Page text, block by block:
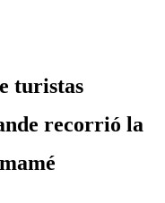
turistas
recorrió la